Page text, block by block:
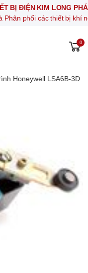
KIM LONG PHÁT
các thiết bị khí nén, thiết
0
Honeywell LSA6B-3D